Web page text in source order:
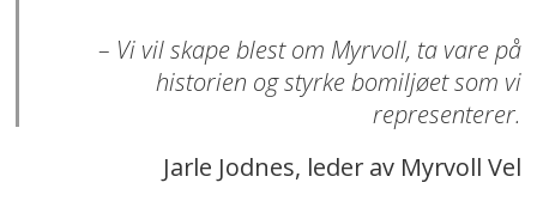
– Vi vil skape blest om Myrvoll, ta vare på
historien og styrke bomiljøet som vi
representerer.
Jarle Jodnes, leder av Myrvoll Vel